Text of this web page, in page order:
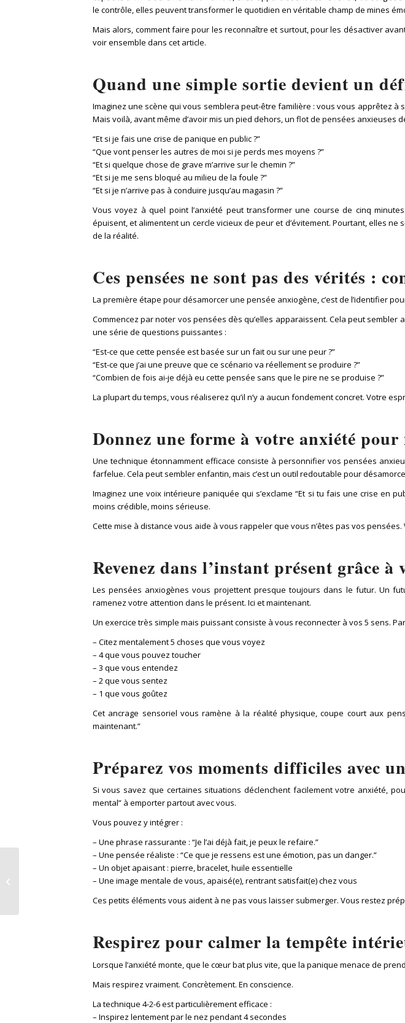
le contrôle, elles peuvent transformer le quotidien en véritable champ de mines
Mais alors, comment faire pour les reconnaître et surtout, pour les désactiver
voir ensemble dans cet article.
Quand une simple sortie devient un
Imaginez une scène qui vous semblera peut-être familière : vous vous apprêtez à
Mais voilà, avant même d’avoir mis un pied dehors, un flot de pensées anxieuses
“Et si je fais une crise de panique en public ?”
“Que vont penser les autres de moi si je perds mes moyens ?”
“Et si quelque chose de grave m’arrive sur le chemin ?”
“Et si je me sens bloqué au milieu de la foule ?”
“Et si je n’arrive pas à conduire jusqu’au magasin ?”
Vous voyez à quel point l’anxiété peut transformer une course de cinq
épuisent, et alimentent un cercle vicieux de peur et d’évitement. Pourtant, elles
de la réalité.
Ces pensées ne sont pas des vérités :
La première étape pour désamorcer une pensée anxiogène, c’est de l’identifier
Commencez par noter vos pensées dès qu’elles apparaissent. Cela peut
une série de questions puissantes :
“Est-ce que cette pensée est basée sur un fait ou sur une peur ?”
“Est-ce que j’ai une preuve que ce scénario va réellement se produire ?”
“Combien de fois ai-je déjà eu cette pensée sans que le pire ne se produise ?”
La plupart du temps, vous réaliserez qu’il n’y a aucun fondement concret. Votre
Donnez une forme à votre anxiété
Une technique étonnamment efficace consiste à personnifier vos pensées
farfelue. Cela peut sembler enfantin, mais c’est un outil redoutable pour
Imaginez une voix intérieure paniquée qui s’exclame “Et si tu fais une crise en
moins crédible, moins sérieuse.
Cette mise à distance vous aide à vous rappeler que vous n’êtes pas vos
Revenez dans l’instant présent grâce à
Les pensées anxiogènes vous projettent presque toujours dans le futur. Un
ramenez votre attention dans le présent. Ici et maintenant.
Un exercice très simple mais puissant consiste à vous reconnecter à vos 5 sens.
– Citez mentalement 5 choses que vous voyez
– 4 que vous pouvez toucher
– 3 que vous entendez
– 2 que vous sentez
– 1 que vous goûtez
Cet ancrage sensoriel vous ramène à la réalité physique, coupe court aux
maintenant.”
Préparez vos moments difficiles avec
Si vous savez que certaines situations déclenchent facilement votre anxiété,
mental” à emporter partout avec vous.
Vous pouvez y intégrer :
– Une phrase rassurante : “Je l’ai déjà fait, je peux le refaire.”
– Une pensée réaliste : “Ce que je ressens est une émotion, pas un danger.”
– Un objet apaisant : pierre, bracelet, huile essentielle
– Une image mentale de vous, apaisé(e), rentrant satisfait(e) chez vous
Ces petits éléments vous aident à ne pas vous laisser submerger. Vous restez
Respirez pour calmer la tempête
Lorsque l’anxiété monte, que le cœur bat plus vite, que la panique menace de
Mais respirez vraiment. Concrètement. En conscience.
La technique 4-2-6 est particulièrement efficace :
– Inspirez lentement par le nez pendant 4 secondes
l’anxiété au quotidien :